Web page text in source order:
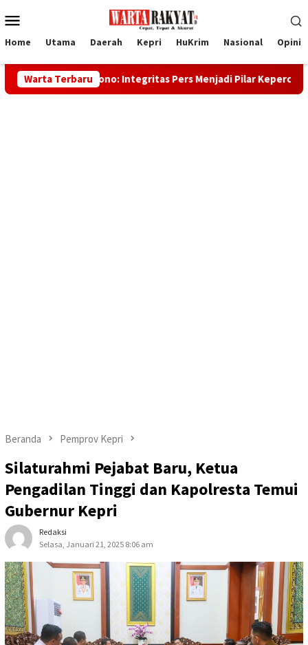
ke
Mobile
Home Utama Daerah Kepri HuKrim Nasional Opini
Warta Terbaru
Integritas Pers Menjadi Pilar Kepercayaan Publik
Beranda Pemprov Kepri
Silaturahmi Pejabat Baru, Ketua
Pengadilan Tinggi dan Kapolresta Temui
Gubernur Kepri
Redaksi
Selasa, Januari 21, 2025 8:06 am